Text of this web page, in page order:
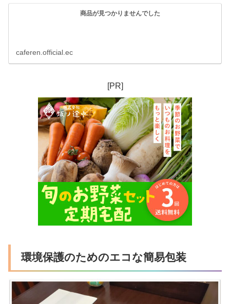
商品が見つかりませんでした
caferen.official.ec
[PR]
環境保護のためのエコな簡易包装